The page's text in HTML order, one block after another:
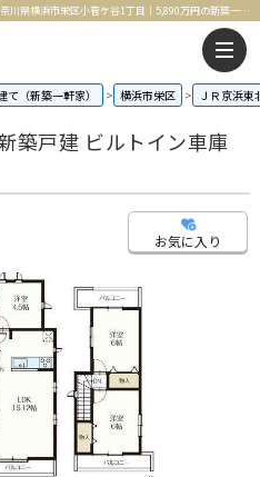
【A号棟】栄区新築戸建 ビルトイン車庫 駅歩6分 神奈川県横浜市栄区小菅ケ谷1丁目｜5,890万円の新築一戸建て｜センチュリー21マイホーム
て（新築一軒家） 横浜市栄区 ＪＲ京浜東
築戸建 ビルトイン車庫
お気に入り